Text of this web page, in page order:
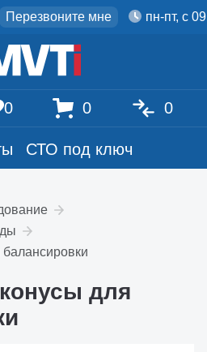
Перезвоните мне пн-пт, с
СТО под ключ
0 0 0
для